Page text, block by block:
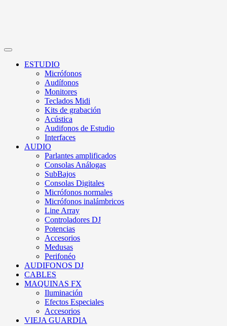
ESTUDIO
Micrófonos
Audífonos
Monitores
Teclados Midi
Kits de grabación
Acústica
Audifonos de Estudio
Interfaces
AUDIO
Parlantes amplificados
Consolas Análogas
SubBajos
Consolas Digitales
Micrófonos normales
Micrófonos inalámbricos
Line Array
Controladores DJ
Potencias
Accesorios
Medusas
Perifonéo
AUDIFONOS DJ
CABLES
MAQUINAS FX
Iluminación
Efectos Especiales
Accesorios
VIEJA GUARDIA